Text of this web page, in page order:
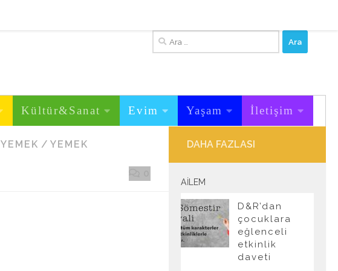
Arama:
Kültür&Sanat Evim Yaşam İletişim
YEMEK / YEMEK
DAHA FAZLASI
AILEM
D&R’dan
çocuklara
eğlenceli
etkinlik
daveti